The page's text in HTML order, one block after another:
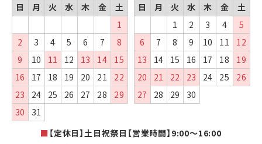
日 月 火 水 木 金
土
1
2
3 4 5 6 7
8
9
10 11 12 13 14
15
16
17 18 19 20 21
22
23
24 25 26 27 28
29
30
31
日 月 火 水 木 金
土
1
2 3 4
5
6
7 8 9 10 11
12
13
14 15 16 17 18
19
20
21 22 23 24 25
26
27
28 29 30
■ 【定休日】土日祝祭日【営業時間】9:00～16:00